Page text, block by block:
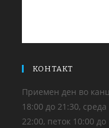
КОНТАКТ
Приемен ден во
18:00 до 21:30,
22:00, петок 10:00 до